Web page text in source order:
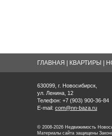
ГЛАВНАЯ КВАРТИРЫ
630099, г. Новосибирск,
ул. Ленина, 12
Телефон: +7 (903) 900-36-84
E-mail: com@nn-baza.ru
© 2008-2026 Недвижимость
Материалы сайта защищены